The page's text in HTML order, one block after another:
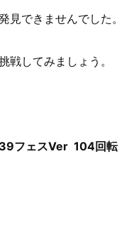
見できませんでした。
戦してみましょう。
39フェスVer 104回転